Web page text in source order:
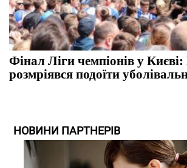
Фінал Ліги чемпіонів у
розмріявся подоїти
НОВИНИ ПАРТНЕРІВ